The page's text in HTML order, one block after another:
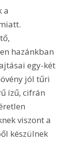
hazánkban
egy-két
jól tűri
ízű, cifrán
viszont a
készülnek